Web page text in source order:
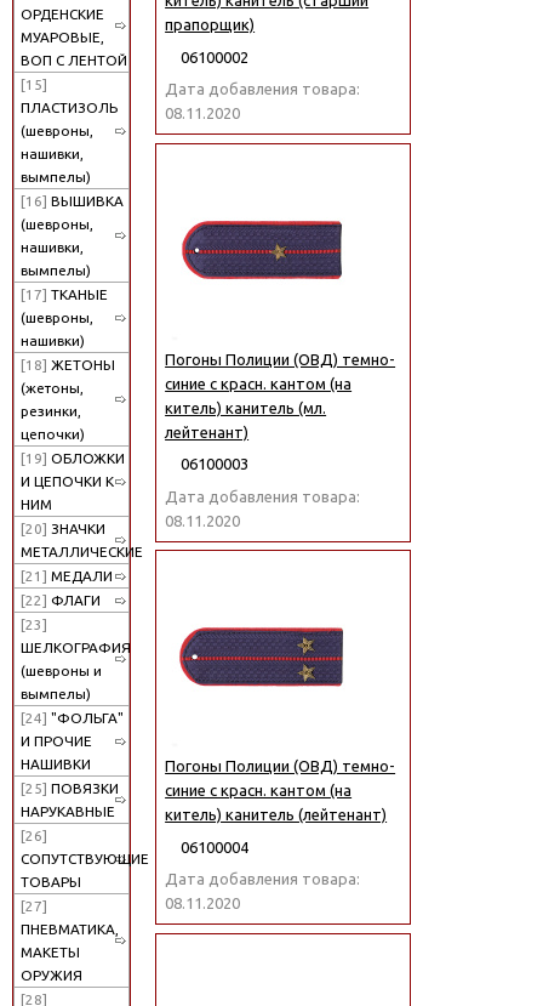
ОРДЕНСКИЕ
МУАРОВЫЕ,
ВОП С ЛЕНТОЙ
[15]
ПЛАСТИЗОЛЬ
(шевроны,
нашивки,
вымпелы)
[16] ВЫШИВКА
(шевроны,
нашивки,
вымпелы)
[17] ТКАНЫЕ
(шевроны,
нашивки)
[18] ЖЕТОНЫ
(жетоны,
резинки,
цепочки)
[19] ОБЛОЖКИ
И ЦЕПОЧКИ К
НИМ
[20] ЗНАЧКИ
МЕТАЛЛИЧЕСКИЕ
[21] МЕДАЛИ
[22] ФЛАГИ
[23]
ШЕЛКОГРАФИЯ
(шевроны и
вымпелы)
[24] "ФОЛЬГА"
И ПРОЧИЕ
НАШИВКИ
[25] ПОВЯЗКИ
НАРУКАВНЫЕ
[26]
СОПУТСТВУЮЩИЕ
ТОВАРЫ
[27]
ПНЕВМАТИКА,
МАКЕТЫ
ОРУЖИЯ
[28]
прапорщик)
06100002
Дата добавления товара:
08.11.2020
Погоны Полиции (ОВД) темно-
синие с красн. кантом (на
китель) канитель (мл.
лейтенант)
06100003
Дата добавления товара:
08.11.2020
Погоны Полиции (ОВД) темно-
синие с красн. кантом (на
китель) канитель (лейтенант)
06100004
Дата добавления товара:
08.11.2020